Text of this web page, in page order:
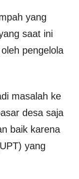
yang
saat ini
pengelola
masalah ke
desa saja
baik karena
yang